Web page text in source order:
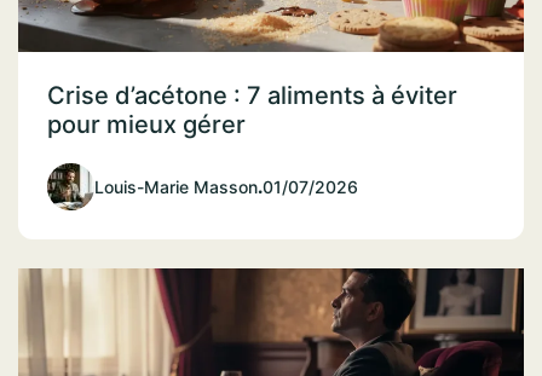
Crise d’acétone : 7 aliments à éviter
pour mieux gérer
Louis-Marie Masson.01/07/2026